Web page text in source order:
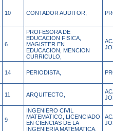
10 CONTADOR AUDITOR,
6
PROFESORA DE
EDUCACION FISICA,
MAGISTER EN
EDUCACION, MENCION
CURRICULO,
14 PERIODISTA,
11 ARQUITECTO,
9
INGENIERO CIVIL
MATEMATICO, LICENCIADO
EN CIENCIAS DE LA
INGENIERIA MATEMATICA,